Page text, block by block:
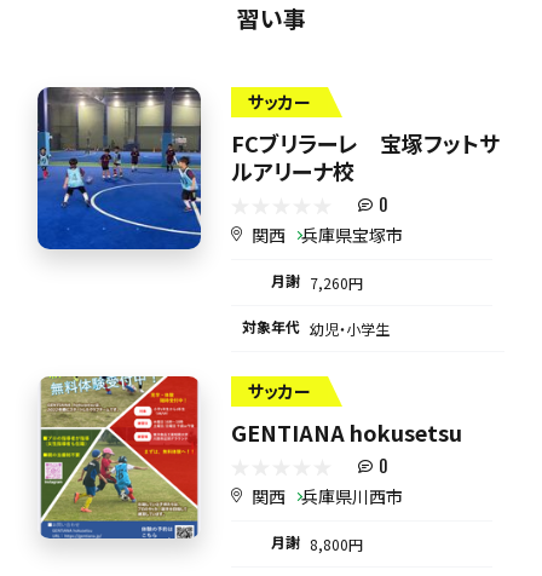
習い事
サッカー
FCブリラーレ 宝塚フットサ
ルアリーナ校
0
関西 兵庫県宝塚市
月謝 7,260円
対象年代 幼児・小学生
サッカー
GENTIANA hokusetsu
0
関西 兵庫県川西市
月謝 8,800円